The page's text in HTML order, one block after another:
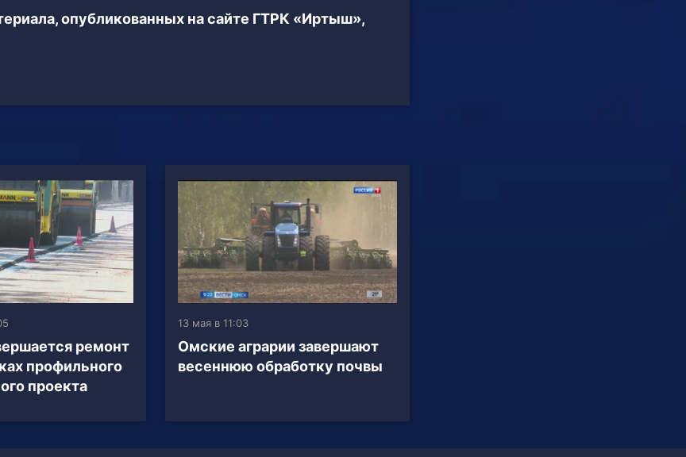
опубликованных на сайте ГТРК «Иртыш»,
ремонт
профильного
проекта
13 мая в 11:03
Омские аграрии завершают
весеннюю обработку почвы